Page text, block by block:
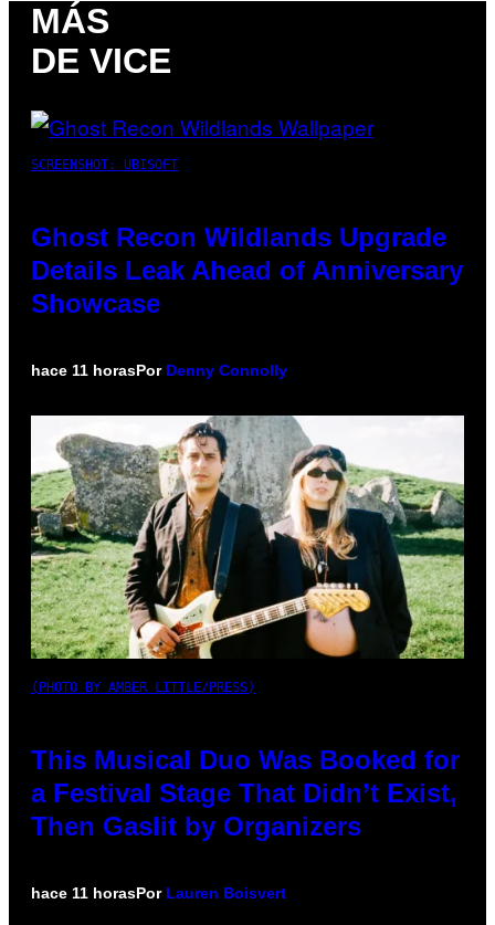
MÁS
DE VICE
SCREENSHOT: UBISOFT
Ghost Recon Wildlands Upgrade
Details Leak Ahead of Anniversary
Showcase
hace 11 horasPor Denny Connolly
(PHOTO BY AMBER LITTLE/PRESS)
This Musical Duo Was Booked for
a Festival Stage That Didn’t Exist,
Then Gaslit by Organizers
hace 11 horasPor Lauren Boisvert